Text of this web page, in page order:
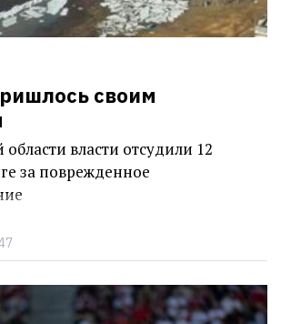
своим
власти отсудили 12
за поврежденное